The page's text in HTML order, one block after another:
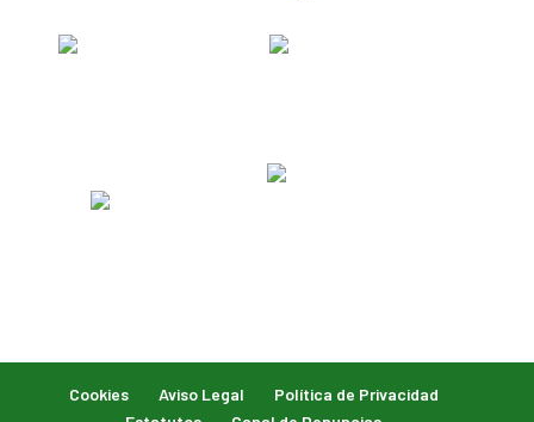
Cookies Aviso Legal
Política de Privacidad